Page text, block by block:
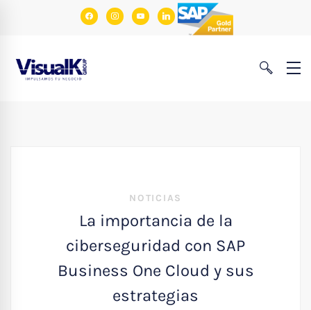
facebookinstagram
youtubelinkedin
NOTICIAS
La importancia de la
ciberseguridad con SAP
Business One Cloud y sus
estrategias